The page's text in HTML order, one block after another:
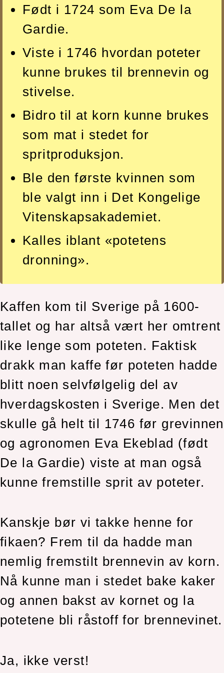
Født i 1724 som Eva De la
Gardie.
Viste i 1746 hvordan poteter
kunne brukes til brennevin og
stivelse.
Bidro til at korn kunne brukes
som mat i stedet for
spritproduksjon.
Ble den første kvinnen som
ble valgt inn i Det Kongelige
Vitenskapsakademiet.
Kalles iblant «potetens
dronning».
Kaffen kom til Sverige på 1600-
tallet og har altså vært her omtrent
like lenge som poteten. Faktisk
drakk man kaffe før poteten hadde
blitt noen selvfølgelig del av
hverdagskosten i Sverige. Men det
skulle gå helt til 1746 før grevinnen
og agronomen Eva Ekeblad (født
De la Gardie) viste at man også
kunne fremstille sprit av poteter.
Kanskje bør vi takke henne for
fikaen? Frem til da hadde man
nemlig fremstilt brennevin av korn.
Nå kunne man i stedet bake kaker
og annen bakst av kornet og la
potetene bli råstoff for brennevinet.
Ja, ikke verst!